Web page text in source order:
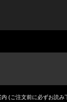
内 (ご注文前に必ずお読み